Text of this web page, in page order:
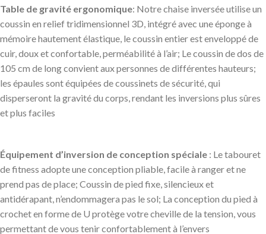
Table de gravité ergonomique: Notre chaise inversée utilise un
coussin en relief tridimensionnel 3D, intégré avec une éponge à
mémoire hautement élastique, le coussin entier est enveloppé de
cuir, doux et confortable, perméabilité à l’air; Le coussin de dos de
105 cm de long convient aux personnes de différentes hauteurs;
les épaules sont équipées de coussinets de sécurité, qui
disperseront la gravité du corps, rendant les inversions plus sûres
et plus faciles
Équipement d’inversion de conception spéciale : Le tabouret
de fitness adopte une conception pliable, facile à ranger et ne
prend pas de place; Coussin de pied fixe, silencieux et
antidérapant, n’endommagera pas le sol; La conception du pied à
crochet en forme de U protège votre cheville de la tension, vous
permettant de vous tenir confortablement à l’envers